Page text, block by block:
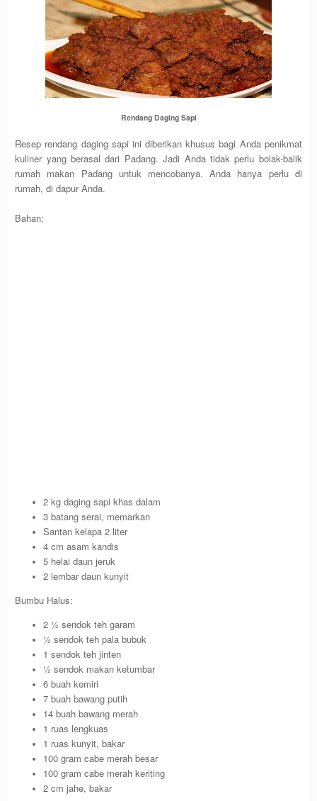
Rendang Daging Sapi
Resep rendang daging sapi ini diberikan khusus bagi Anda penikmat
kuliner yang berasal dari Padang. Jadi Anda tidak perlu bolak-balik
rumah makan Padang untuk mencobanya. Anda hanya perlu di
rumah, di dapur Anda.
Bahan:
2 kg daging sapi khas dalam
3 batang serai, memarkan
Santan kelapa 2 liter
4 cm asam kandis
5 helai daun jeruk
2 lembar daun kunyit
Bumbu Halus:
2 ½ sendok teh garam
½ sendok teh pala bubuk
1 sendok teh jinten
½ sendok makan ketumbar
6 buah kemiri
7 buah bawang putih
14 buah bawang merah
1 ruas lengkuas
1 ruas kunyit, bakar
100 gram cabe merah besar
100 gram cabe merah keriting
2 cm jahe, bakar